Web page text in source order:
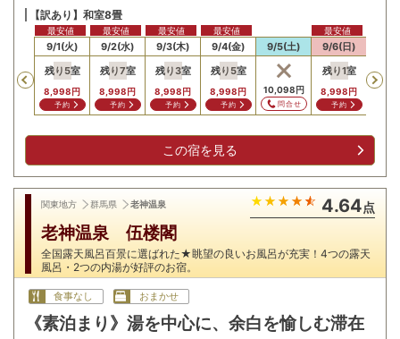
【訳あり】和室8畳
Previous
円
9/1(火)
残り 5室
8,998円
予約
最安値
9/2(水)
残り7室
8,998円
予約
最安値
9/3(木)
残り3室
8,998円
予約
最安値
9/4(金)
残り 5室
8,998円
予約
最安値
9/5(土)
10,098 円
問合せ
9/6(日)
残り1室
8,998円
予約
最安値
残り
この宿を見る
関東地方 群馬県 老神温泉 4.64点
老神温泉 伍楼閣
全国露天風呂百景に選ばれた★眺望の良いお風呂が充実！4つの露天
風呂・2つの内湯が好評のお宿。
食事なし おまかせ
《素泊まり》湯を中心に、余白を愉しむ滞在